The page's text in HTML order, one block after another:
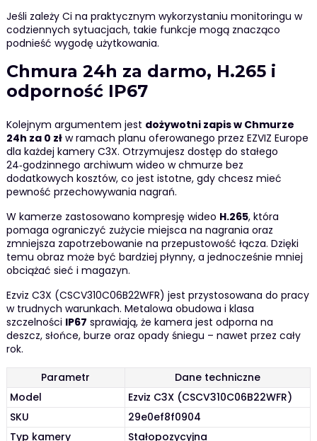
Jeśli zależy Ci na praktycznym wykorzystaniu monitoringu w
codziennych sytuacjach, takie funkcje mogą znacząco
podnieść wygodę użytkowania.
Chmura 24h za darmo, H.265 i
odporność IP67
Kolejnym argumentem jest dożywotni zapis w Chmurze
24h za 0 złw ramach planu oferowanego przez EZVIZ Europe
dla każdej kamery C3X. Otrzymujesz dostęp do stałego
24‑godzinnego archiwum wideo w chmurze bez
dodatkowych kosztów, co jest istotne, gdy chcesz mieć
pewność przechowywania nagrań.
W kamerze zastosowano kompresję wideo H.265, która
pomaga ograniczyć zużycie miejsca na nagrania oraz
zmniejsza zapotrzebowanie na przepustowość łącza. Dzięki
temu obraz może być bardziej płynny, a jednocześnie mniej
obciążać sieć i magazyn.
Ezviz C3X (CSCV310C06B22WFR) jest przystosowana do pracy
w trudnych warunkach. Metalowa obudowa i klasa
szczelności IP67 sprawiają, że kamera jest odporna na
deszcz, słońce, burze oraz opady śniegu – nawet przez cały
rok.
Parametr
Dane techniczne
Model
Ezviz C3X (CSCV310C06B22WFR)
SKU
29e0ef8f0904
Typ kamery
Stałopozycyjna